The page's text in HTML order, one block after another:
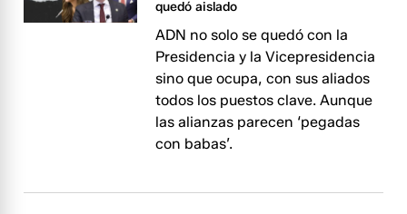
quedó aislado
ADN no solo se quedó con la
Presidencia y la Vicepresidencia
sino que ocupa, con sus aliados
todos los puestos clave. Aunque
las alianzas parecen ‘pegadas
con babas’.